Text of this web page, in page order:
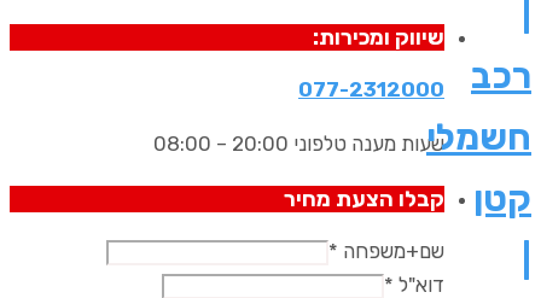
רכב
חשמלי
קטן
שיווק ומכירות:
077-2312000​
שעות מענה טלפוני 20:00 – 08:00
קבלו הצעת מחיר
שם+משפחה *
דוא"ל *